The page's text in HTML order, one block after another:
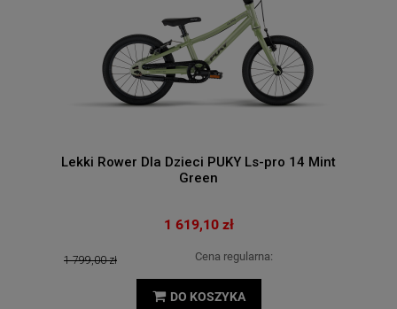
Lekki Rower Dla Dzieci PUKY Ls-pro 14 Mint
Green
1 619,10 zł
Cena regularna:
1 799,00 zł
DO KOSZYKA